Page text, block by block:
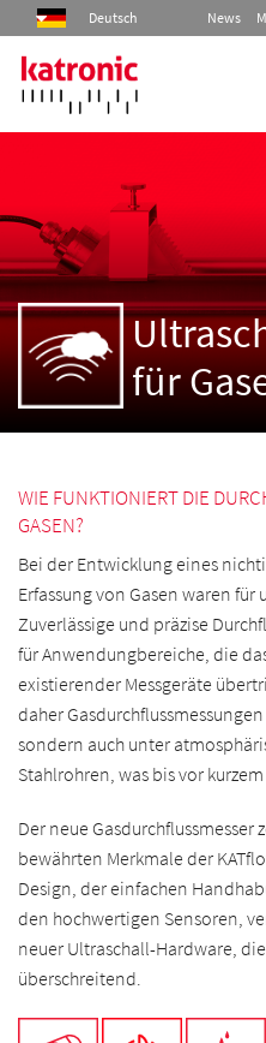
Deutsch News
Produkte
Industrien
Services
Unternehmenfür
WIE FUNKTIONIERT DIE
GASEN?
Bei der Entwicklung eines
Erfassung von Gasen waren
Zuverlässige und präzise
für Anwen­dungbereiche, die
existierender Messgeräte
daher
sondern auch unter
Stahlrohren, was bis vor
Der neue Gasdurchflussmesser
bewährten Merkmale der
Design, der einfachen
den hoch­wertigen Sensoren,
neuer Ultraschall-Hardware,
überschreitend.